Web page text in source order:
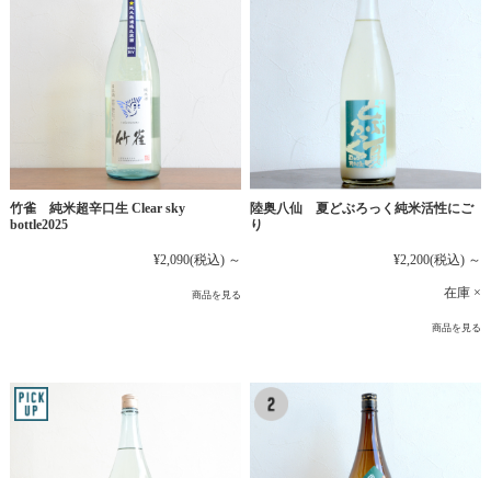
竹雀 純米超辛口生 Clear sky
bottle2025
¥2,090(税込) ～
商品を見る
陸奥八仙 夏どぶろっく純米活性にご
り
¥2,200(税込) ～
在庫 ×
商品を見る